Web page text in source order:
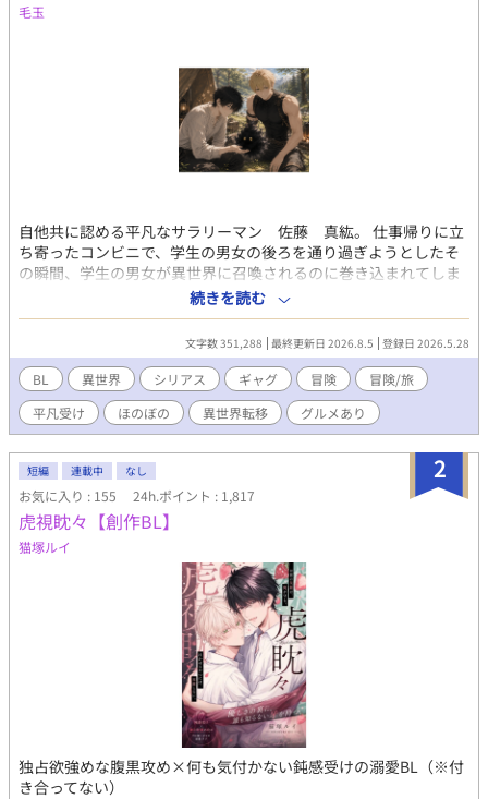
毛玉
自他共に認める平凡なサラリーマン 佐藤 真紘。 仕事帰りに立
ち寄ったコンビニで、学生の男女の後ろを通り過ぎようとしたそ
の瞬間、学生の男女が異世界に召喚されるのに巻き込まれてしま
う。 召喚された先の状況に、ラノベにアニメにゲームが好きなオ
タクの真紘は理解した。 これアカン方の召喚やん。と。 だが様々
な事情が重なり、真紘は死を免れて単身旅に出ることに。 元の世
界での知識と召喚者特典を駆使して旅をする真紘。 そこに護衛と
してイケメン騎士謙冒険者のロイドが付けられてしまい、仕方な
く国境まで護衛として同行することになるが？ 年下イケメン冒険
者（騎士）×年上鈍感平凡男性 どちらもノンケです。でもBLで
す。 冒険や人との出会いだったり世界観がメインで、恋愛要素ま
でいくのが長くなりますが、二人の心の機微を書くのが楽しくて
ジレジレになりそうですが、それでも良ければのんびりお付き合
い頂けましたら幸いです。 R18要素は入れる予定ですが、進行上
めっちゃ先になります。題名に※ついたらR18です。 R15程度は
予告なく入れますので、ご了承下さい。 誤字脱字等ありました
ら、優しく御報告頂けますと助かります。 良ければコメント頂け
ますと嬉しいです。 因みに表紙は、イメージを固めるためにAIに
作ってもらったものです。 ムーンライトノベルズにも掲載してま
続きを読む
文字数 351,288 最終更新日 2026.8.5 登録日 2026.5.28
BL 異世界 シリアス ギャグ 冒険
冒険/旅
平凡受け
ほのぼの 異世界転移 グルメあり
2
短編 連載中 なし
お気に入り : 155 24h.ポイント : 1,817
虎視眈々【創作BL】
猫塚ルイ
独占欲強めな腹黒攻め×何も気付かない鈍感受けの溺愛BL（※付
き合ってない）